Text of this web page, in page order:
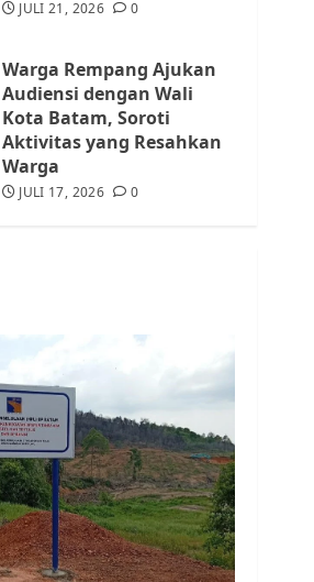
JULI 21, 2026 0
Warga Rempang Ajukan
Audiensi dengan Wali
Kota Batam, Soroti
Aktivitas yang Resahkan
Warga
JULI 17, 2026 0
JULI 15, 2026
Pemko Batam Tegaskan
RT dan RW bukan Petugas
Pendataan dan
Pemungutan Pajak
AGUSTUS 1, 2026 0